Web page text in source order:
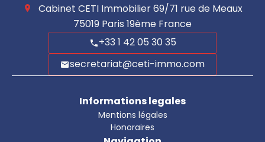
Cabinet CETI Immobilier69/71 rue de Meaux
75019 Paris 19ème France
+33 1 42 05 30 35
secretariat@ceti-immo.com
Informations legales
Mentions légales
Honoraires